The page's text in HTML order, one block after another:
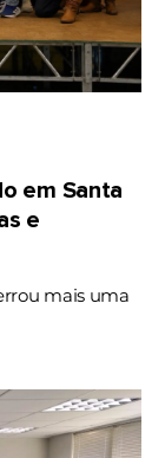
em Santa
e
mais uma